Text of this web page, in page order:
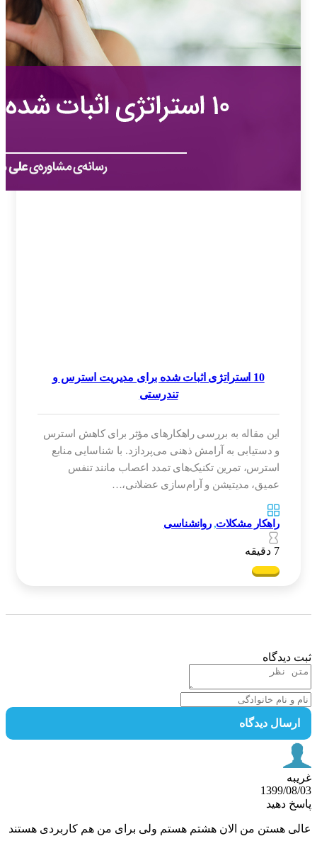
10 استراتژی اثبات شده برای مدیریت استرس و
تندرستی
این مقاله به بررسی راهکارهای مؤثر برای کاهش استرس
و دستیابی به آرامش ذهنی می‌پردازد. با شناسایی منابع
استرس، تمرین تکنیک‌های تمدد اعصاب مانند تنفس
عمیق، مدیتیشن و آرام‌سازی عضلانی،…
راهکار مشکلات,روانشناسی
دیدگاه
دیدگاه
1399/
دهید
هستن من الان هشتم هستم ولی برای من هم کاربردی هستند